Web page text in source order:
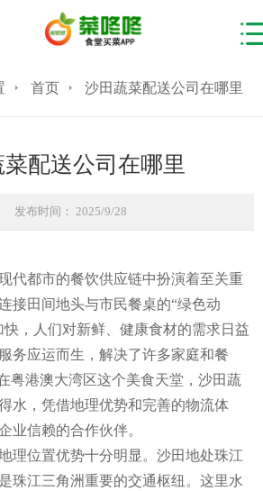
首页 沙田蔬菜配送公司在哪里
配送公司在哪里
发布时间： 2025/9/28
代都市的餐饮供应链中扮演着至关重
接田间地头与市民餐桌的“绿色动
快，人们对新鲜、健康食材的需求日益
务应运而生，解决了许多家庭和餐
粤港澳大湾区这个美食天堂，沙田蔬
水，凭借地理优势和完善的物流体
业信赖的合作伙伴。
理位置优势十分明显。沙田地处珠江
珠江三角洲重要的交通枢纽。这里水